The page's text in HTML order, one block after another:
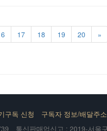
17 18 19 20 »
구독 신청
구독자 정보/배달주
통신판매업신고 : 2019-서울